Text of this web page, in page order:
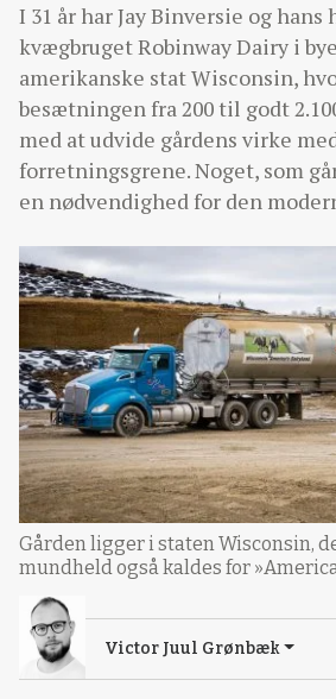
I 31 år har Jay Binversie og
kvægbruget Robinway Dairy i
amerikanske stat Wisconsin,
besætningen fra 200 til godt
med at udvide gårdens virke
forretningsgrene. Noget, som
en nødvendighed for den
Gården ligger i staten Wisconsin,
mundheld også kaldes for
Victor Juul Grønbæk